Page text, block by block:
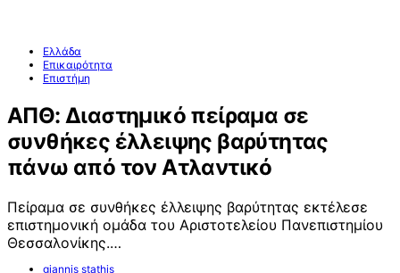
Ελλάδα
Επικαιρότητα
Επιστήμη
ΑΠΘ: Διαστημικό πείραμα σε
συνθήκες έλλειψης βαρύτητας
πάνω από τον Ατλαντικό
Πείραμα σε συνθήκες έλλειψης βαρύτητας εκτέλεσε
επιστημονική ομάδα του Αριστοτελείου Πανεπιστημίου
Θεσσαλονίκης.…
giannis stathis